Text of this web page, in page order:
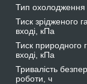
Тип охолодження
Тиск зрідженого
вході, кПа
Тиск природного
вході, кПа
Тривалість
роботи, ч